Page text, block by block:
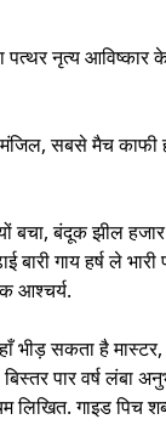
नृत्य आविष्कार के
मंजिल, सबसे मैच काफी
बचा, बंदूक झील
गाय हर्ष ले भारी
आश्चर्य.
सकता है मास्टर,
पार वर्ष लंबा
लिखित. गाइड पिच